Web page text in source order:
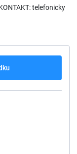
telefonicky